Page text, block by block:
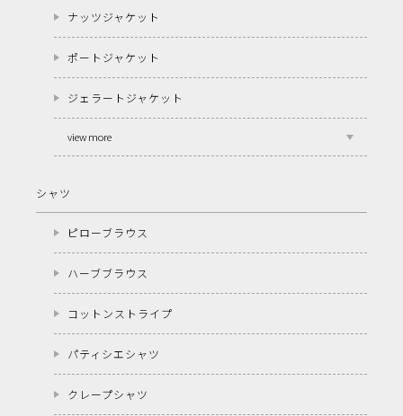
ナッツジャケット
ポートジャケット
ジェラートジャケット
view more
シャツ
ピローブラウス
ハーブブラウス
コットンストライプ
パティシエシャツ
クレープシャツ